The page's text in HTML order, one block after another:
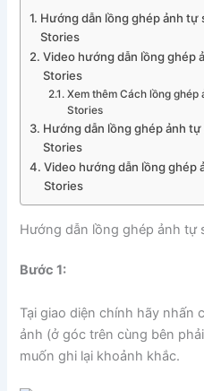
Hướng dẫn lồng ghép ảnh
Stories
Video hướng dẫn lồng ghép
Stories
Xem thêm Cách lồng
Stories
Hướng dẫn lồng ghép ảnh
Stories
Video hướng dẫn lồng ghép
Stories
Hướng dẫn lồng ghép ảnh tự
Bước 1:
Tại giao diện chính hãy nhấn
ảnh (ở góc trên cùng bên
muốn ghi lại khoảnh khắc.